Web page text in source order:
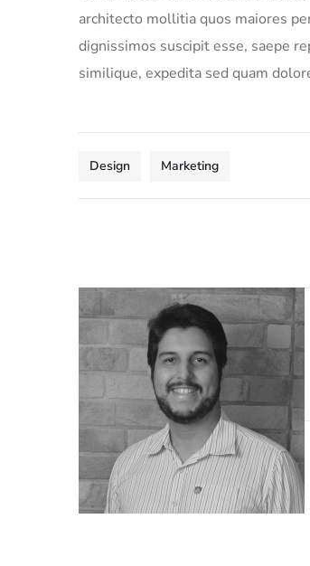
architecto mollitia quos maiores
dignissimos suscipit esse, saepe
similique, expedita sed quam
Design Marketing